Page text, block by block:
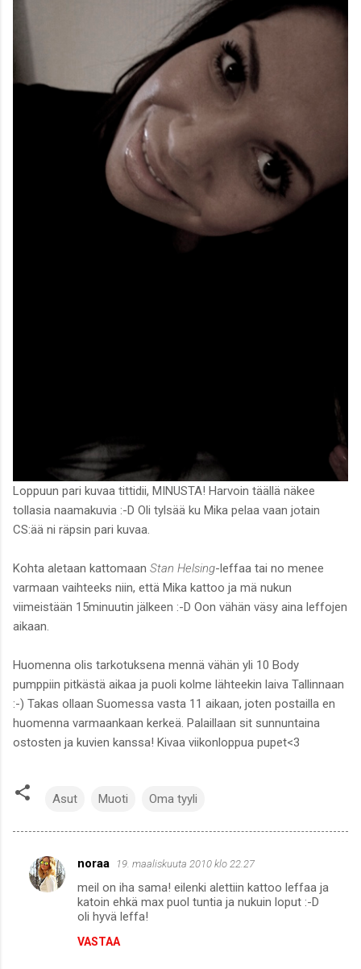
Loppuun pari kuvaa tittidii, MINUSTA! Harvoin täällä näkee
tollasia naamakuvia :-D Oli tylsää ku Mika pelaa vaan jotain
CS:ää ni räpsin pari kuvaa.
Kohta aletaan kattomaan Stan Helsing-leffaa tai no menee
varmaan vaihteeks niin, että Mika kattoo ja mä nukun
viimeistään 15minuutin jälkeen :-D Oon vähän väsy aina leffojen
aikaan.
Huomenna olis tarkotuksena mennä vähän yli 10 Body
pumppiin pitkästä aikaa ja puoli kolme lähteekin laiva Tallinnaan
:-) Takas ollaan Suomessa vasta 11 aikaan, joten postailla en
huomenna varmaankaan kerkeä. Palaillaan sit sunnuntaina
ostosten ja kuvien kanssa! Kivaa viikonloppua pupet<3
Asut Muoti Oma tyyli
K
o
noraa 19. maaliskuuta 2010 klo 22.27
meil on iha sama! eilenki alettiin kattoo leffaa ja
katoin ehkä max puol tuntia ja nukuin loput :-D
oli hyvä leffa!
VASTAA